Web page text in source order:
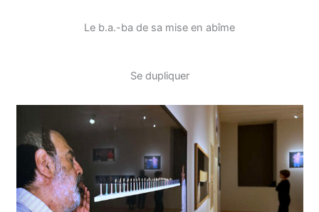
Le b.a.-ba de sa mise en abîme
Se dupliquer